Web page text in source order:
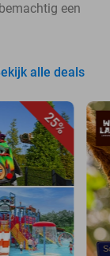
een
alle deals
25%